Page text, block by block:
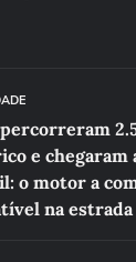
e chegaram
o motor a
na estrada